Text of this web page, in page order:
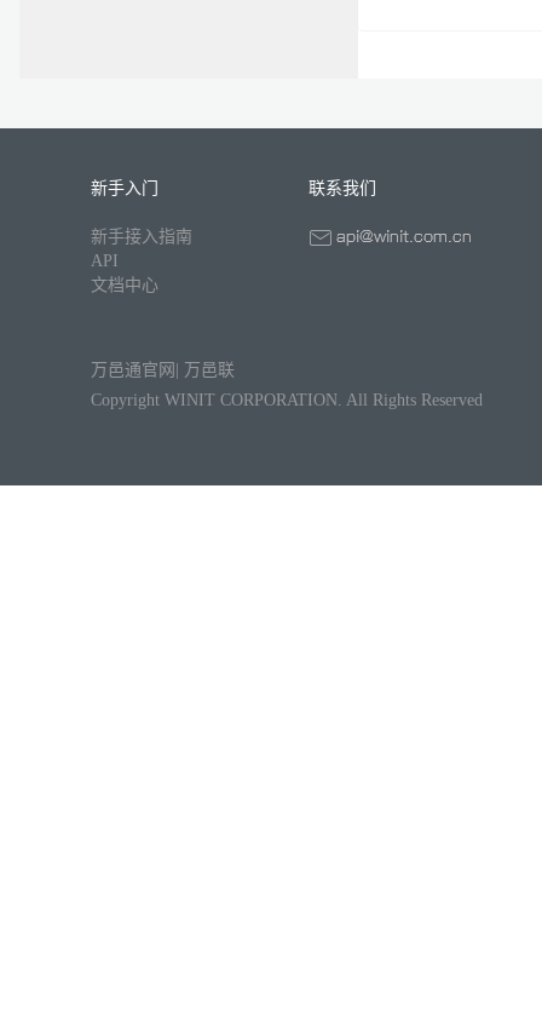
新手入门
新手接入指南
API
文档中心
联系我们
万邑通官网
万邑联
Copyright WINIT CORPORATION. All Rights Reserved